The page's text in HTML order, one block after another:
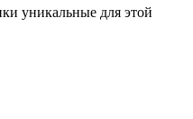
уникальные для этой